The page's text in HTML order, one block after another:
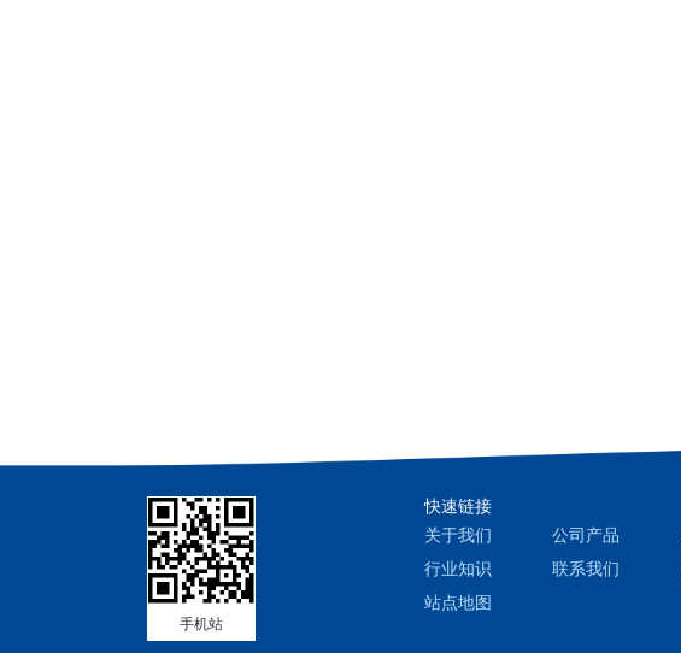
手机站
快速链接
关于我们
公司产品
行业知识
联系我们
站点地图